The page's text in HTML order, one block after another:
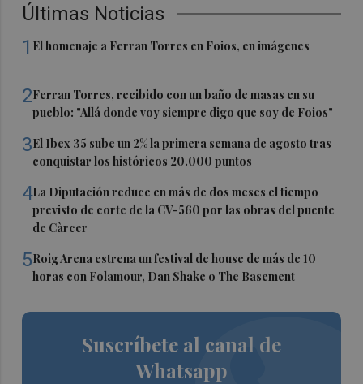
Últimas Noticias
1 El homenaje a Ferran Torres en Foios, en imágenes
2Ferran Torres, recibido con un baño de masas en su
pueblo: "Allá donde voy siempre digo que soy de Foios"
3El Ibex 35 sube un 2% la primera semana de agosto tras
conquistar los históricos 20.000 puntos
4La Diputación reduce en más de dos meses el tiempo
previsto de corte de la CV-560 por las obras del puente
de Càrcer
5Roig Arena estrena un festival de house de más de 10
horas con Folamour, Dan Shake o The Basement
Suscríbete al canal de
Whatsapp